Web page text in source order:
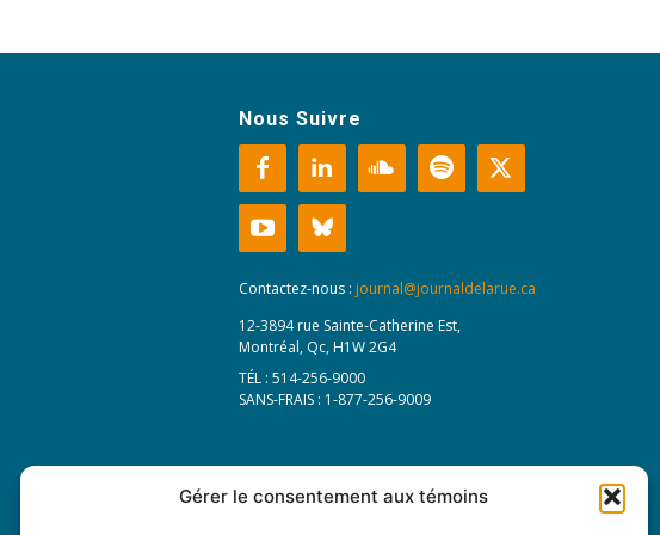
Gérer le consentement aux témoins
Nous Suivre
Contactez-nous : journal@journaldelarue.ca
12-3894 rue Sainte-Catherine Est,
Montréal, Qc, H1W 2G4
TÉL : 514-256-9000
SANS-FRAIS : 1-877-256-9009